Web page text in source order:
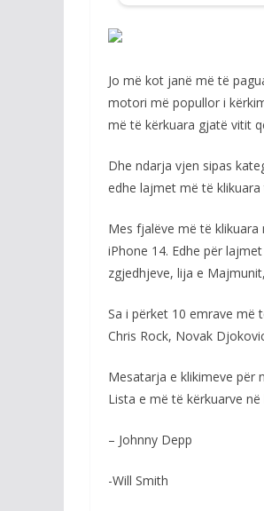
Jo më kot janë më të
motori më popullor i
më të kërkuara gjatë vitit
Dhe ndarja vjen sipas
edhe lajmet më të klikuara
Mes fjalëve më të klikuara
iPhone 14. Edhe për
zgjedhjeve, lija e
Sa i përket 10 emrave më
Chris Rock, Novak
Mesatarja e klikimeve për
Lista e më të kërkuarve
– Johnny Depp
-Will Smith